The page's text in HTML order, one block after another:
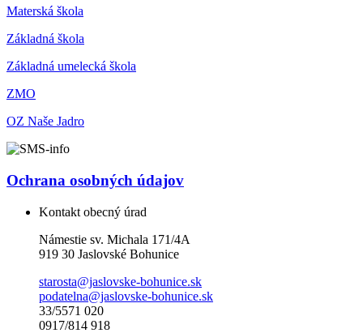
Materská škola
Základná škola
Základná umelecká škola
ZMO
OZ Naše Jadro
Ochrana osobných údajov
Kontakt obecný úrad
Námestie sv. Michala 171/4A
919 30 Jaslovské Bohunice
starosta@jaslovske-bohunice.sk
podatelna@jaslovske-bohunice.sk
33/5571 020
0917/814 918